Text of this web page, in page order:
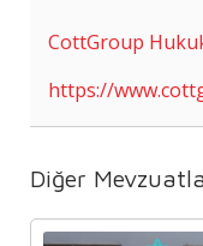
CottGroup
https://
Diğer